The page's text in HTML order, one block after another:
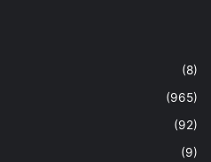
(8)
(965)
(92)
(9)